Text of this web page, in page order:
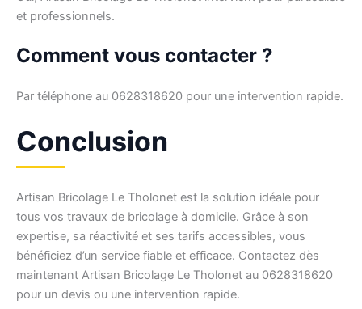
et professionnels.
Comment vous contacter ?
Par téléphone au 0628318620 pour une intervention rapide.
Conclusion
Artisan Bricolage Le Tholonet est la solution idéale pour
tous vos travaux de bricolage à domicile. Grâce à son
expertise, sa réactivité et ses tarifs accessibles, vous
bénéficiez d’un service fiable et efficace. Contactez dès
maintenant Artisan Bricolage Le Tholonet au 0628318620
pour un devis ou une intervention rapide.